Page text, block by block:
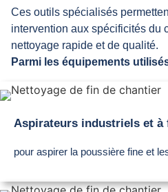
Ces outils spécialisés
intervention aux spécificités du
nettoyage rapide et de qualité.
Parmi les équipements
Aspirateurs industriels et à
pour aspirer la poussière fine et